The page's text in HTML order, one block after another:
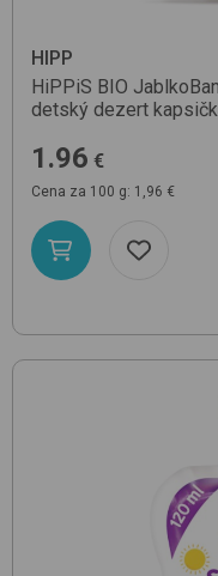
HIPP
HiPPiS BIO
detský dezert
1.96 €
Cena za 100 g: 1,96 €